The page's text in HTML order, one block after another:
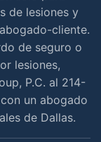
de lesiones y
cliente.
de seguro o
lesiones,
P.C. al 214-
un abogado
de Dallas.